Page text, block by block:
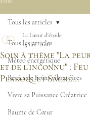
Tous les articles
Météo énergétique
Récits de Soins vibratoires
Vivre sa Puissance Créatrice
Baume de Cœur
Tous les articles
Soin à thème "La
et de l'inconnu" :
Perroquet Sacré...
La Lueur d'étoile
23 déc. 2018